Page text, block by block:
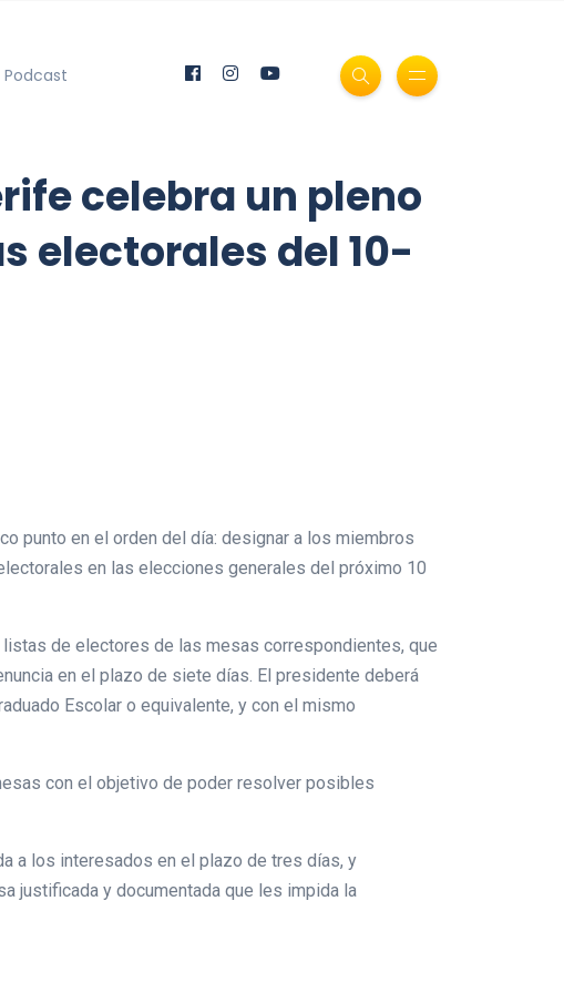
Podcast
celebra un pleno
electorales del 10-
punto en el orden del día: designar a los miembros
en las elecciones generales del próximo 10
de electores de las mesas correspondientes, que
en el plazo de siete días. El presidente deberá
Escolar o equivalente, y con el mismo
con el objetivo de poder resolver posibles
a los interesados en el plazo de tres días, y
justificada y documentada que les impida la